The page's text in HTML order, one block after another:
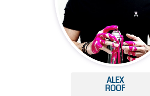
ALEX
ROOF